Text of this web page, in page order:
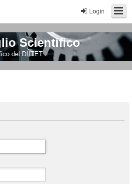
Login
Scientifico
del DIITET